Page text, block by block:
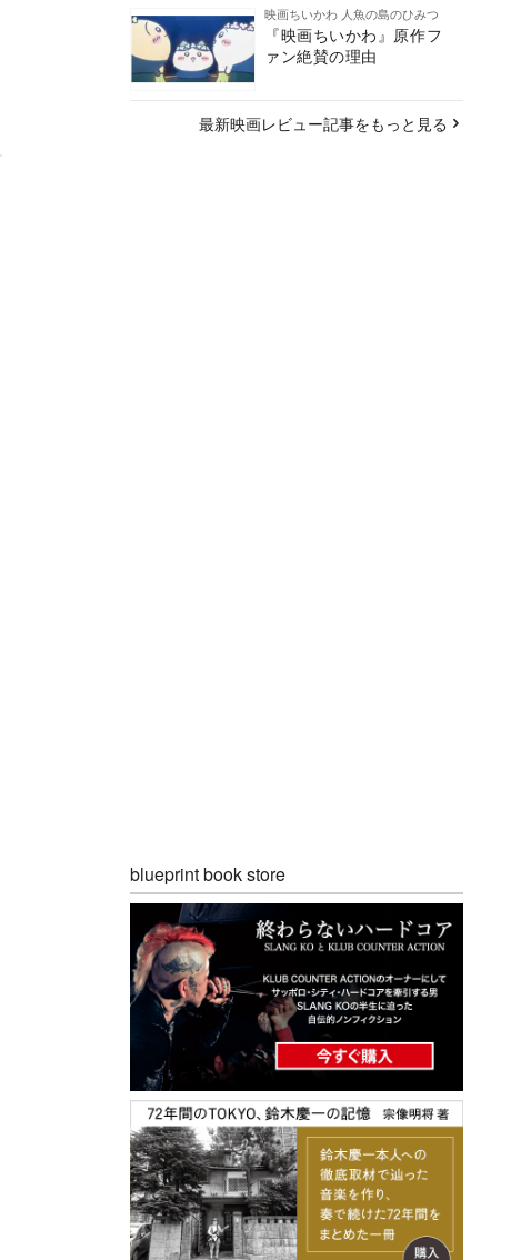
映画ちいかわ 人魚の島のひみつ
『映画ちいかわ』原作フ
ァン絶賛の理由
最新映画レビュー記事をもっと見る
blueprint book store